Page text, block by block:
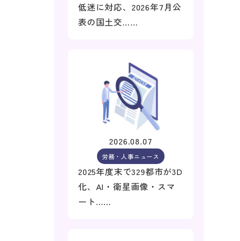
低迷に対応、2026年7月公
表の国土交……
2026.08.07
労務・人事ニュース
2025年度末で329都市が3D
化、AI・衛星画像・スマ
ート……